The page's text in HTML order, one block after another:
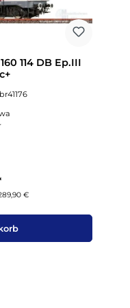
114 DB Ep.III
br41176
€